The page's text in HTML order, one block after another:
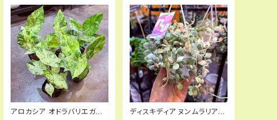
アロカシア オドラバリエガー
ディスキディア ヌンムラリア斑